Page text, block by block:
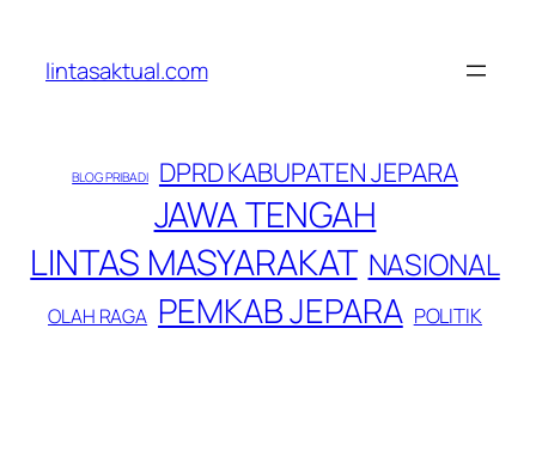
konten
lintasaktual.com
BLOG PRIBADI DPRD KABUPATEN JEPARA
JAWA TENGAH
LINTAS MASYARAKAT NASIONAL
OLAH RAGA PEMKAB JEPARA POLITIK